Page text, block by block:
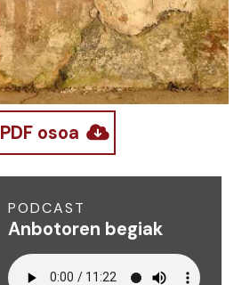
PDF osoa
PODCAST
Anbotoren begiak